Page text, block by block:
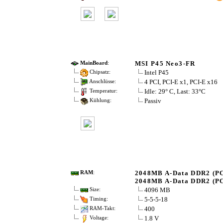
MainBoard: MSI P45 Neo3-FR
Chipsatz: Intel P45
Anschlüsse: 4 PCI, PCI-E x1, PCI-E x16
Temperatur: Idle: 29° C, Last: 33°C
Kühlung: Passiv
RAM:
2048MB A-Data DDR2
2048MB A-Data DDR2
Size: 4096 MB
Timing: 5-5-5-18
RAM-Takt: 400
Voltage: 1.8 V